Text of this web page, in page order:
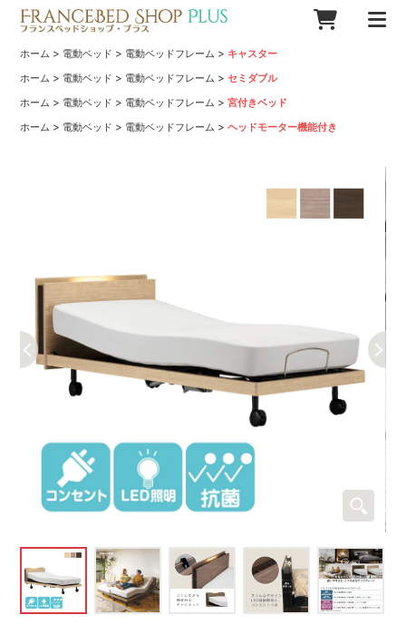
ホーム > 電動ベッド > 電動ベッドフレーム > キャスター
ホーム > 電動ベッド > 電動ベッドフレーム >セミダブル
ホーム > 電動ベッド > 電動ベッドフレーム >宮付きベッド
ホーム > 電動ベッド > 電動ベッドフレーム >ヘッドモーター機能付き